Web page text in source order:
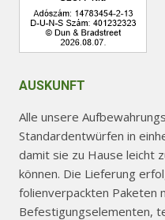
AUSKUNFT
Alle unsere
Standardentwürfen in
damit sie zu Hause leicht
können. Die Lieferung
folienverpackten Paketen
Befestigungselementen,